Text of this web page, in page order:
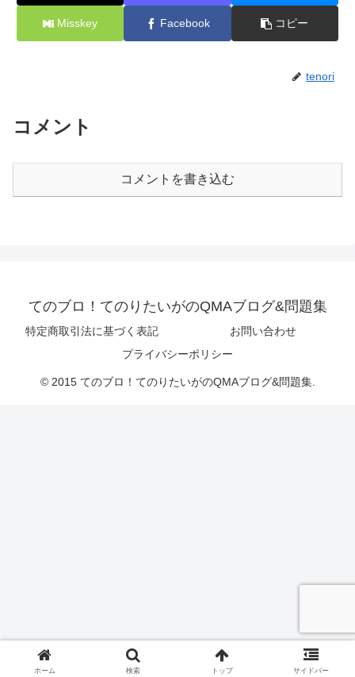
Misskey Facebook コピー
tenori
コメント
コメントを書き込む
てのブロ！てのりたいがのQMAブログ&問題集
特定商取引法に基づく表記
お問い合わせ
プライバシーポリシー
© 2015 てのブロ！てのりたいがのQMAブログ&問題集.
ホーム 検索 トップ サイドバー